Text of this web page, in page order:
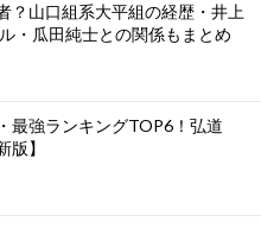
？山口組系大平組の経歴・井上
・瓜田純士との関係もまとめ
最強ランキングTOP6！弘道
】